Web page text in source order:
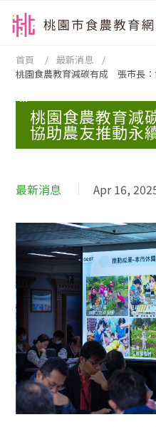
首頁
最新消息
桃園食農教育減碳有成 張市長
:::
桃園食農教育減
協助農友推動永
最新消息 Apr 16,